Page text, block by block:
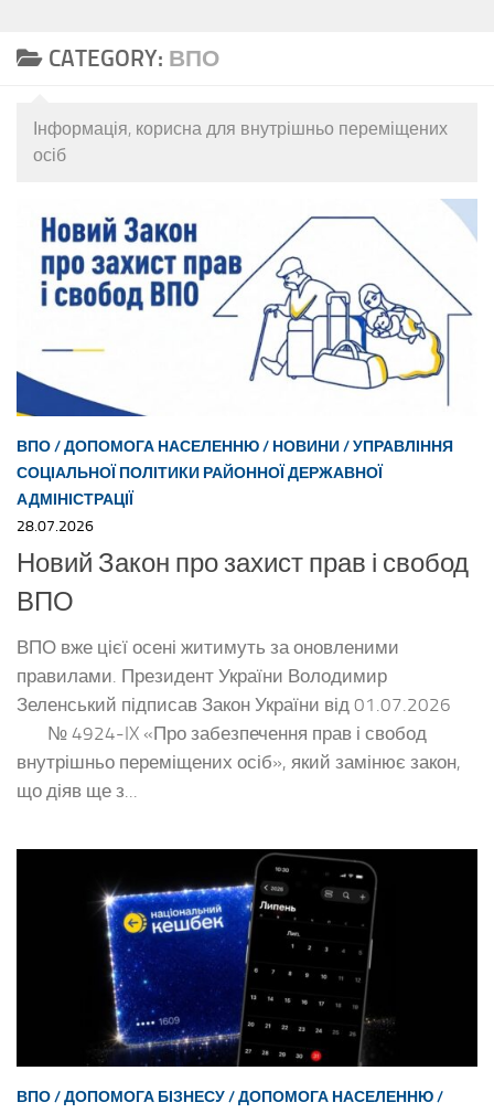
CATEGORY: ВПО
Інформація, корисна для внутрішньо переміщених
осіб
ВПО/ДОПОМОГА НАСЕЛЕННЮ/ НОВИНИ/УПРАВЛІННЯ
СОЦІАЛЬНОЇ ПОЛІТИКИ РАЙОННОЇ ДЕРЖАВНОЇ
АДМІНІСТРАЦІЇ
28.07.2026
Новий Закон про захист прав і свобод
ВПО
ВПО вже цієї осені житимуть за оновленими
правилами. Президент України Володимир
Зеленський підписав Закон України від 01.07.2026
№ 4924-IX «Про забезпечення прав і свобод
внутрішньо переміщених осіб», який замінює закон,
що діяв ще з...
ВПО/ДОПОМОГА БІЗНЕСУ/ДОПОМОГА НАСЕЛЕННЮ/